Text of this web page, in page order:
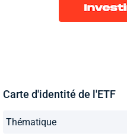
Carte d'identité de l'ETF
Thématique